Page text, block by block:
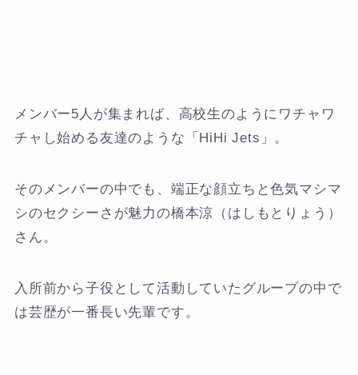
メンバー5人が集まれば、高校生のようにワチャワ
チャし始める友達のような「HiHi Jets」。
そのメンバーの中でも、端正な顔立ちと色気マシマ
シのセクシーさが魅力の橋本涼（はしもとりょう）
さん。
入所前から子役として活動していたグループの中で
は芸歴が一番長い先輩です。